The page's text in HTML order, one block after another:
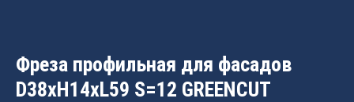
Фреза профильная для фасадов
D38xH14xL59 S=12 GREENCUT